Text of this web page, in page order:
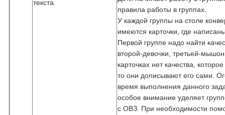
текста.
правила работы в группах.
У каждой группы на столе
имеются карточки, где
Первой группе надо найти
второй-девочки, третьей-
карточках нет качества,
то они дописывают его сами.
время выполнения данного
особое внимание уделяет
с ОВЗ. При необходимости